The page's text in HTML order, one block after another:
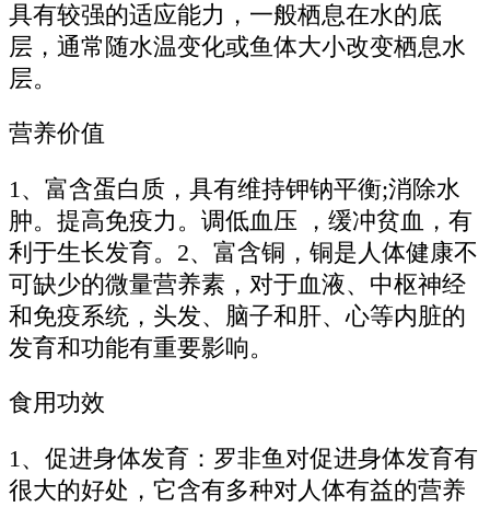
具有较强的适应能力，一般栖息在水的底
层，通常随水温变化或鱼体大小改变栖息水
层。
营养价值
1、富含蛋白质，具有维持钾钠平衡;消除水
肿。提高免疫力。调低血压 ，缓冲贫血，有
利于生长发育。2、富含铜，铜是人体健康不
可缺少的微量营养素，对于血液、中枢神经
和免疫系统，头发、脑子和肝、心等内脏的
发育和功能有重要影响。
食用功效
1、促进身体发育：罗非鱼对促进身体发育有
很大的好处，它含有多种对人体有益的营养